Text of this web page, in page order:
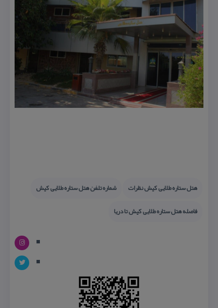
هتل ستاره طلایی كیش نظرات
شماره تلفن هتل ستاره طلایی كیش
فاصله هتل ستاره طلایی كیش تا دریا